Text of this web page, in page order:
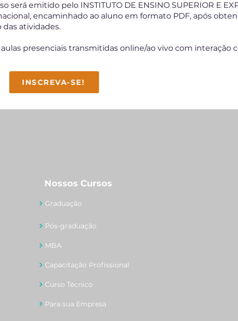
será emitido pelo INSTITUTO DE ENSINO SUPERIOR E
encaminhado ao aluno em formato PDF, após
atividades.
presenciais transmitidas online/ao vivo com interação
INSCREVA-SE!
Nossos Cursos
Graduação
Pós-graduação
MBA
Capacitação Profissional
Curso Técnico
Para sua Empresa